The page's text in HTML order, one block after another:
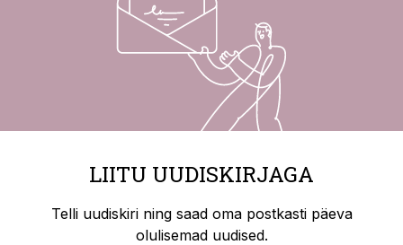
LIITU UUDISKIRJAGA
Telli uudiskiri ning saad oma postkasti päeva
olulisemad uudised.